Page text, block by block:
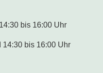
bis 16:00 Uhr
14:30 bis 16:00 Uhr